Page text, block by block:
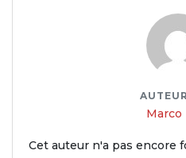
AUTEUR
Marco
Cet auteur n'a pas encore